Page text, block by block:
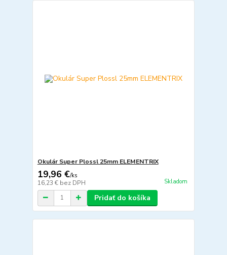
Okulár Super Plossl 25mm ELEMENTRIX
19,96 €/ks
16,23 € bez DPH Skladom
Pridať do košíka